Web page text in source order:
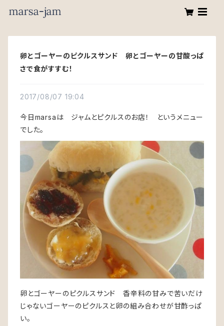
卵とゴーヤーのピクルスサンド 卵とゴーヤーの甘酸っぱ
さで食がすすむ！
2017/08/07 19:04
今日marsaは ジャムとピクルスのお店！ というメニュー
でした。
卵とゴーヤーのピクルスサンド 香辛料の甘みで苦いだけ
じゃないゴーヤーのピクルスと卵の組み合わせが甘酢っぱ
い。